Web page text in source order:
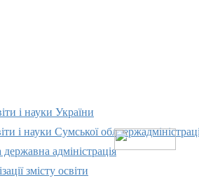
і науки України
і науки Сумської
адміністрація
змісту освіти